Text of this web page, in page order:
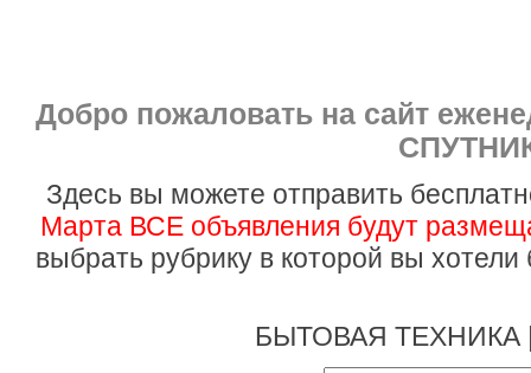
Добро пожаловать на сайт
Здесь вы можете отправить
Марта ВСЕ объявления будут
выбрать рубрику в которой вы
БЫТОВАЯ ТЕХНИКА